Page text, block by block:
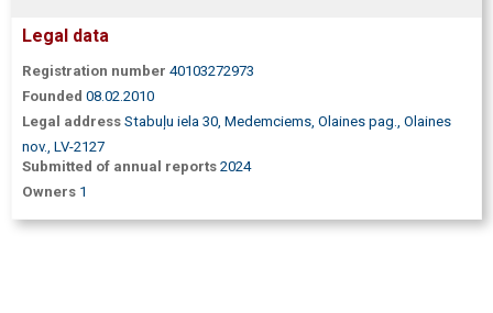
Legal data
Registration number 40103272973
Founded 08.02.2010
Legal address Stabuļu iela 30, Medemciems, Olaines pag., Olaines
nov., LV-2127
Submitted of annual reports 2024
Owners 1